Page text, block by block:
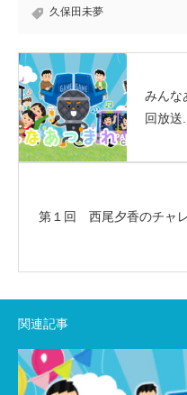
久保田未夢
みんな
回放送...
第１回 西尾夕香のチャ
関連記事